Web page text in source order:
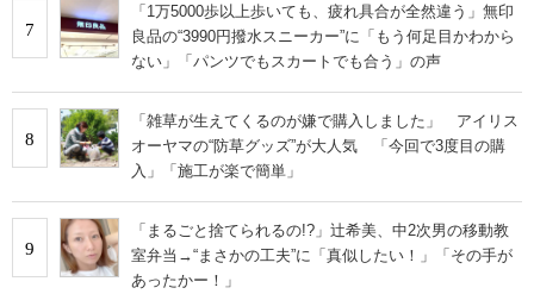
7
「1万5000歩以上歩いても、疲れ具合が全然違う」無印
良品の“3990円撥水スニーカー”に「もう何足目かわから
ない」「パンツでもスカートでも合う」の声
8
「雑草が生えてくるのが嫌で購入しました」 アイリス
オーヤマの“防草グッズ”が大人気 「今回で3度目の購
入」「施工が楽で簡単」
9
「まるごと捨てられるの!?」辻希美、中2次男の移動教
室弁当→“まさかの工夫”に「真似したい！」「その手が
あったかー！」